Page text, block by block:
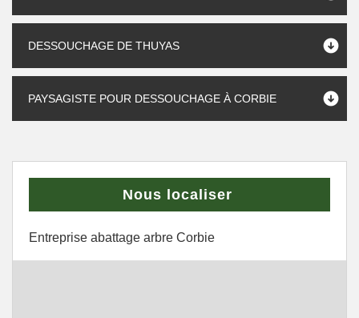
DESSOUCHAGE DE THUYAS
PAYSAGISTE POUR DESSOUCHAGE À CORBIE
Nous localiser
Entreprise abattage arbre Corbie